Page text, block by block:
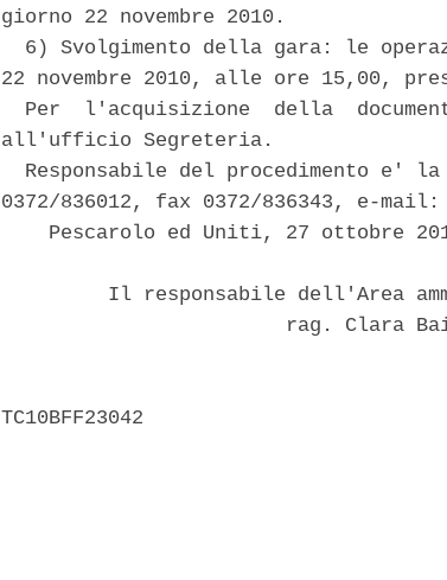
giorno 22 novembre 2010.
6) Svolgimento della gara: le
22 novembre 2010, alle ore 15,00,
Per  l'acquisizione  della
all'ufficio Segreteria.
Responsabile del procedimento e'
0372/836012, fax 0372/836343, e-
Pescarolo ed Uniti, 27 ottobre
Il responsabile dell'Area
rag. Clara